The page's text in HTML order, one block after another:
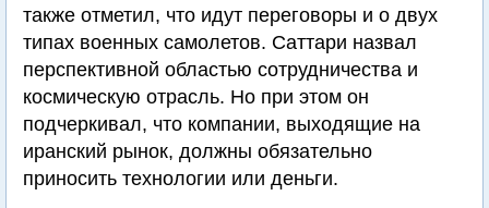
также отметил, что идут переговоры и о двух
типах военных самолетов. Саттари назвал
перспективной областью сотрудничества и
космическую отрасль. Но при этом он
подчеркивал, что компании, выходящие на
иранский рынок, должны обязательно
приносить технологии или деньги.